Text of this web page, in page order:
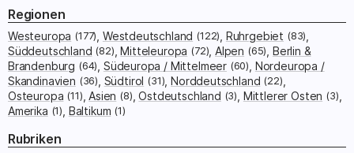
Regionen
Westeuropa (177) Westdeutschland (122) Ruhrgebiet (83)
Süddeutschland (82) Mitteleuropa (72) Alpen (65) Berlin &
Brandenburg (64) Südeuropa / Mittelmeer (60) Nordeuropa /
Skandinavien (36) Südtirol (31) Norddeutschland (22)
Osteuropa (11) Asien (8) Ostdeutschland (3) Mittlerer Osten (3)
Amerika (1) Baltikum (1)
Rubriken